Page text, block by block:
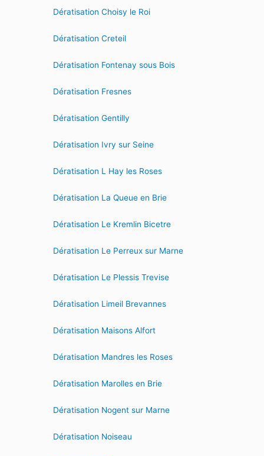
Dératisation Choisy le Roi
Dératisation Creteil
Dératisation Fontenay sous Bois
Dératisation Fresnes
Dératisation Gentilly
Dératisation Ivry sur Seine
Dératisation L Hay les Roses
Dératisation La Queue en Brie
Dératisation Le Kremlin Bicetre
Dératisation Le Perreux sur Marne
Dératisation Le Plessis Trevise
Dératisation Limeil Brevannes
Dératisation Maisons Alfort
Dératisation Mandres les Roses
Dératisation Marolles en Brie
Dératisation Nogent sur Marne
Dératisation Noiseau